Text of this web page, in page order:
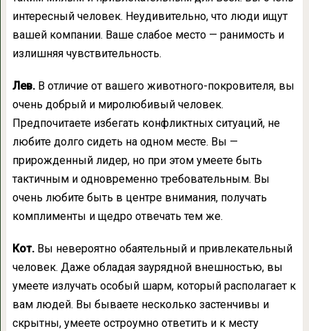
интересный человек. Неудивительно, что люди ищут
вашей компании. Ваше слабое место — ранимость и
излишняя чувствительность.
Лев.В отличие от вашего животного-покровителя, вы
очень добрый и миролюбивый человек.
Предпочитаете избегать конфликтных ситуаций, не
любите долго сидеть на одном месте. Вы —
прирожденный лидер, но при этом умеете быть
тактичным и одновременно требовательным. Вы
очень любите быть в центре внимания, получать
комплименты и щедро отвечать тем же.
Кот.Вы невероятно обаятельный и привлекательный
человек. Даже обладая заурядной внешностью, вы
умеете излучать особый шарм, который располагает к
вам людей. Вы бываете несколько застенчивы и
скрытны, умеете остроумно ответить и к месту